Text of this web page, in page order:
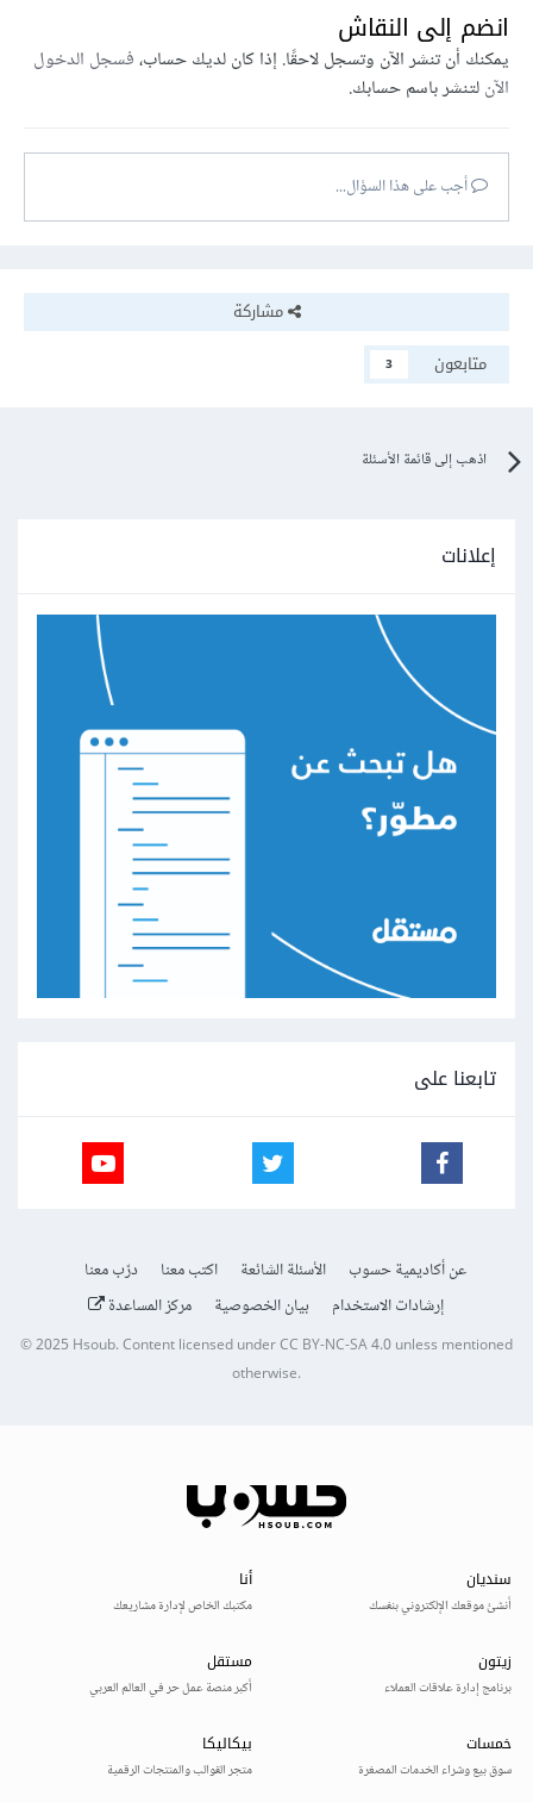
انضم إلى النقاش
يمكنك أن تنشر الآن وتسجل لاحقًا. إذا كان لديك حساب،فسجل الدخول
الآنلتنشر باسم حسابك.
أجب على هذا السؤال...
مشاركة
متابعون
3
اذهب إلى قائمة الأسئلة
إعلانات
تابعنا على
عن أكاديمية حسوب الأسئلة الشائعة اكتب معنا
درّب معنا
إرشادات الاستخدام
بيان الخصوصية مركز المساعدة
© 2025Hsoub.Content licensed underCC BY-NC-SA 4.0unless mentioned
otherwise.